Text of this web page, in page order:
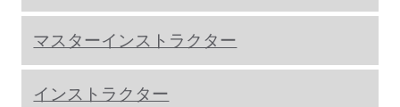
マスターインストラクター
インストラクター